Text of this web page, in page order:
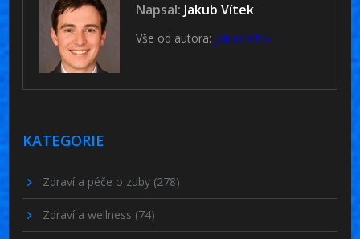
Napsal: Jakub Vítek
Vše od autora: Jakub Vítek
KATEGORIE
Zdraví a péče o zuby (278)
Zdraví a wellness (74)